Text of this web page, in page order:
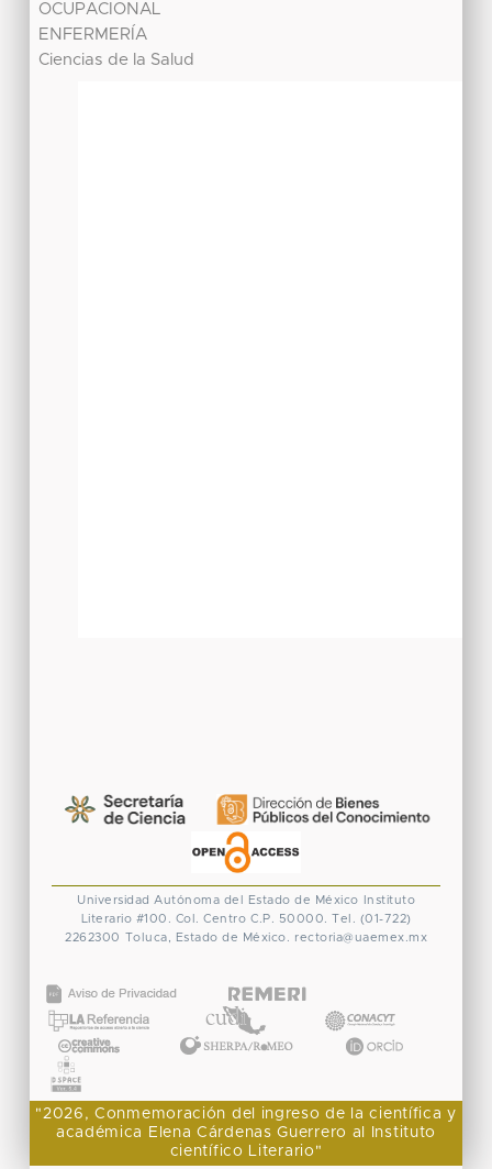
OCUPACIONAL
ENFERMERÍA
Ciencias de la Salud
Universidad Autónoma del Estado de México
Instituto
Literario #100. Col. Centro C.P. 50000. Tel. (01-722)
2262300 Toluca, Estado de México. rectoria@uaemex.mx
"2026, Conmemoración del ingreso de la científica y
académica Elena Cárdenas Guerrero al Instituto
científico Literario"